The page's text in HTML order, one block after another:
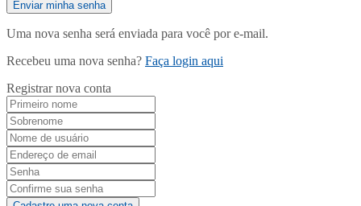
Uma nova senha será enviada para você por e-mail.
Recebeu uma nova senha? Faça login aqui
Registrar nova conta